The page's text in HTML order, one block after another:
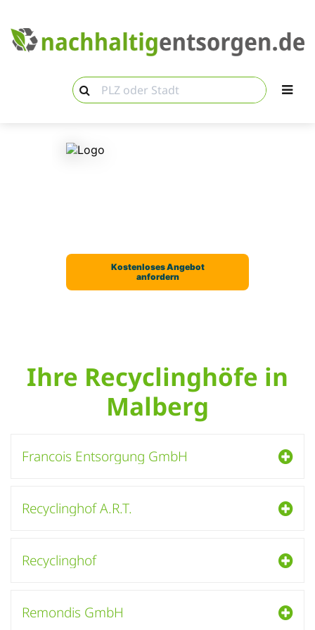
Ihre Recyclinghöfe in
Malberg
Francois Entsorgung GmbH
Recyclinghof A.R.T.
Recyclinghof
Remondis GmbH